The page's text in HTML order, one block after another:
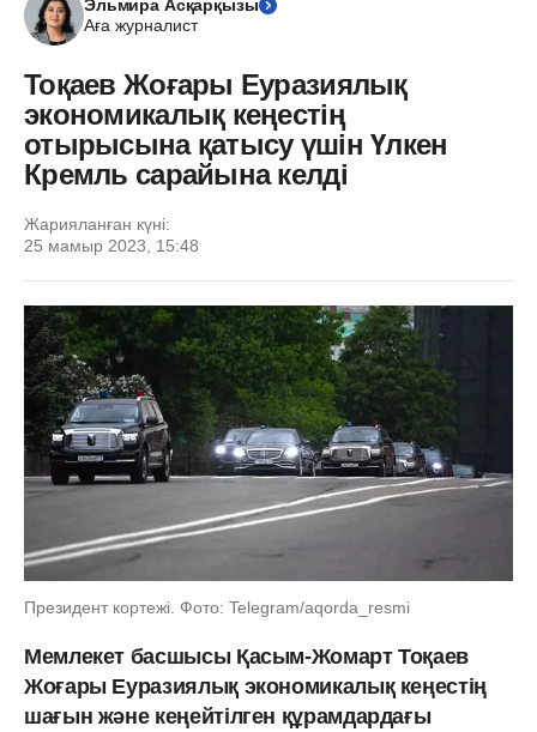
Эльмира Асқарқызы
Аға журналист
Тоқаев Жоғары Еуразиялық
экономикалық кеңестің
отырысына қатысу үшін Үлкен
Кремль сарайына келді
Жарияланған күні:
25 мамыр 2023, 15:48
Президент кортежі. Фото: Telegram/aqorda_resmi
Мемлекет басшысы Қасым-Жомарт Тоқаев
Жоғары Еуразиялық экономикалық кеңестің
шағын және кеңейтілген құрамдардағы